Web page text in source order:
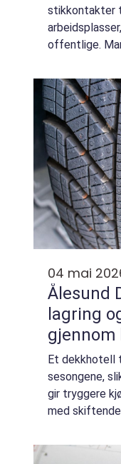
stikkontakter
offentlige.
yrket handler
04 mai
Ålesund
lagring
gjennom
Et dekkhotell
sesongene,
gir tryggere
med
enkel måte å